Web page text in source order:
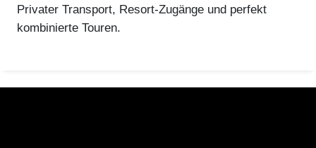
Privater Transport, Resort-Zugänge und perfekt
kombinierte Touren.